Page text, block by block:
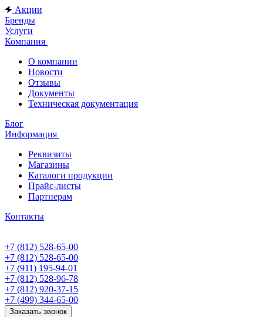
Акции
Бренды
Услуги
Компания
О компании
Новости
Отзывы
Документы
Техническая документация
Блог
Информация
Реквизиты
Магазины
Каталоги продукции
Прайс-листы
Партнерам
Контакты
+7 (812) 528-65-00
+7 (812) 528-65-00
+7 (911) 195-94-01
+7 (812) 528-96-78
+7 (812) 920-37-15
+7 (499) 344-65-00
Заказать звонок